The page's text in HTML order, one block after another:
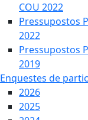
COU 2022
Pressupostos
2022
Pressupostos
2019
Enquestes de
2026
2025